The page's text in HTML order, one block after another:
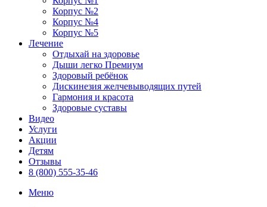
Корпус №2
Корпус №4
Корпус №5
Лечение
Отдыхай на здоровье
Дыши легко Премиум
Здоровый ребёнок
Дискинезия желчевыводящих путей
Гармония и красота
Здоровые суставы
Видео
Услуги
Акции
Детям
Отзывы
8 (800) 555-35-46
Меню